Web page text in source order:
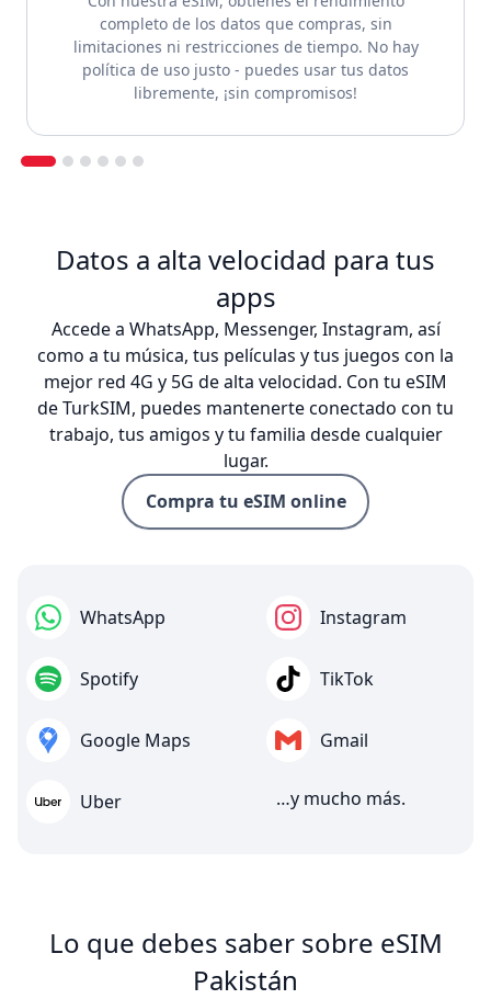
completo de los datos que compras, sin
limitaciones ni restricciones de tiempo. No hay
política de uso justo - puedes usar tus datos
libremente, ¡sin compromisos!
Datos a alta velocidad para tus
apps
Accede a WhatsApp, Messenger, Instagram, así
como a tu música, tus películas y tus juegos con la
mejor red 4G y 5G de alta velocidad. Con tu eSIM
de TurkSIM, puedes mantenerte conectado con tu
trabajo, tus amigos y tu familia desde cualquier
lugar.
Compra tu eSIM online
WhatsApp Instagram
Spotify TikTok
Google Maps Gmail
Uber …y mucho más.
Lo que debes saber sobre eSIM
Pakistán